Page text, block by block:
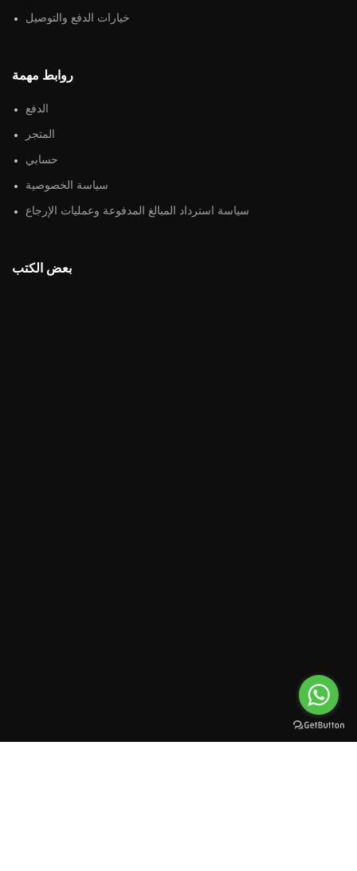
خيارات الدفع والتوصيل
روابط مهمة
الدفع
المتجر
حسابي
سياسة الخصوصية
سياسة استرداد المبالغ المدفوعة وعمليات الإرجاع
بعض الكتب